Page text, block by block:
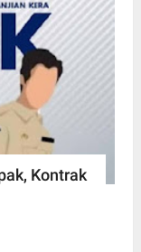
Kontrak